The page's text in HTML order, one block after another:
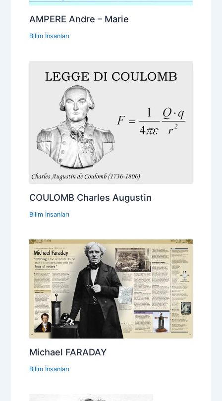
AMPERE Andre – Marie
Bilim İnsanları
COULOMB Charles Augustin
Bilim İnsanları
Michael FARADAY
Bilim İnsanları